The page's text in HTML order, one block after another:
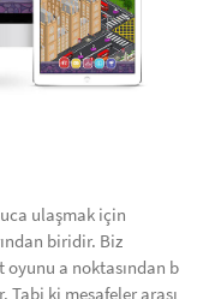
ulaşmak için
biridir. Biz
oyunu a noktasından b
ki mesafeler arası